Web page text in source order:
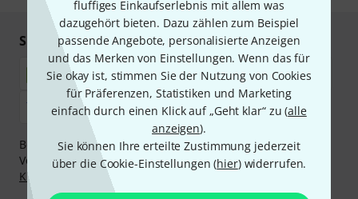
fluffiges Einkaufserlebnis mit allem was
dazugehört bieten. Dazu zählen zum Beispiel
passende Angebote, personalisierte Anzeigen
und das Merken von Einstellungen. Wenn das für
Sie okay ist, stimmen Sie der Nutzung von Cookies
für Präferenzen, Statistiken und Marketing
einfach durch einen Klick auf „Geht klar“ zu (alle
anzeigen).
Sie können Ihre erteilte Zustimmung jederzeit
über die Cookie-Einstellungen (hier) widerrufen.
Sicher einkaufen & bezahlen
Bezahlen Sie vertraulich und sicher per Nachnahme,
Vorkasse, PayPal, Amazon Pay,Klarna Sofort bezahlen
Klarna Ratenzahlung